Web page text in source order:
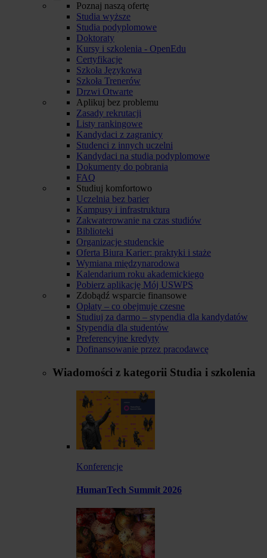
Poznaj naszą ofertę
Studia wyższe
Studia podyplomowe
Doktoraty
Kursy i szkolenia - OpenEdu
Certyfikacje
Szkoła Językowa
Szkoła Trenerów
Drzwi Otwarte
Aplikuj bez problemu
Zasady rekrutacji
Listy rankingowe
Kandydaci z zagranicy
Studenci z innych uczelni
Kandydaci na studia podyplomowe
Dokumenty do pobrania
FAQ
Studiuj komfortowo
Uczelnia bez barier
Kampusy i infrastruktura
Zakwaterowanie na czas studiów
Biblioteki
Organizacje studenckie
Oferta Biura Karier: praktyki i staże
Wymiana międzynarodowa
Kalendarium roku akademickiego
Pobierz aplikację Mój USWPS
Zdobądź wsparcie finansowe
Opłaty – co obejmuje czesne
Studiuj za darmo – stypendia dla kandydatów
Stypendia dla studentów
Preferencyjne kredyty
Dofinansowanie przez pracodawcę
Wiadomości z kategorii Studia i szkolenia
Konferencje
HumanTech Summit 2026